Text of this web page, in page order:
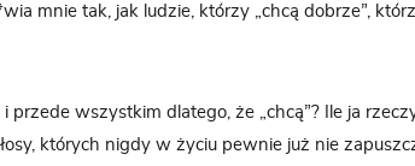
mnie tak, jak ludzie, którzy „chcą dobrze”,
przede wszystkim dlatego, że „chcą”? Ile ja
których nigdy w życiu pewnie już nie